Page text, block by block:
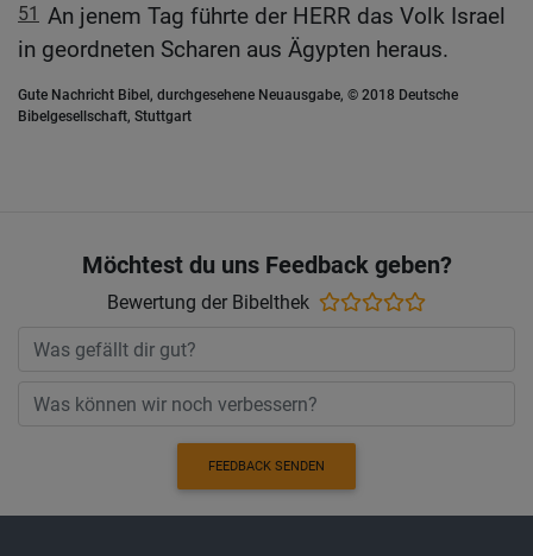
51 An jenem Tag führte der HERR das Volk Israel
in geordneten Scharen aus Ägypten heraus.
Gute Nachricht Bibel, durchgesehene Neuausgabe, © 2018 Deutsche
Bibelgesellschaft, Stuttgart
Möchtest du uns Feedback geben?
Bewertung der Bibelthek
FEEDBACK SENDEN